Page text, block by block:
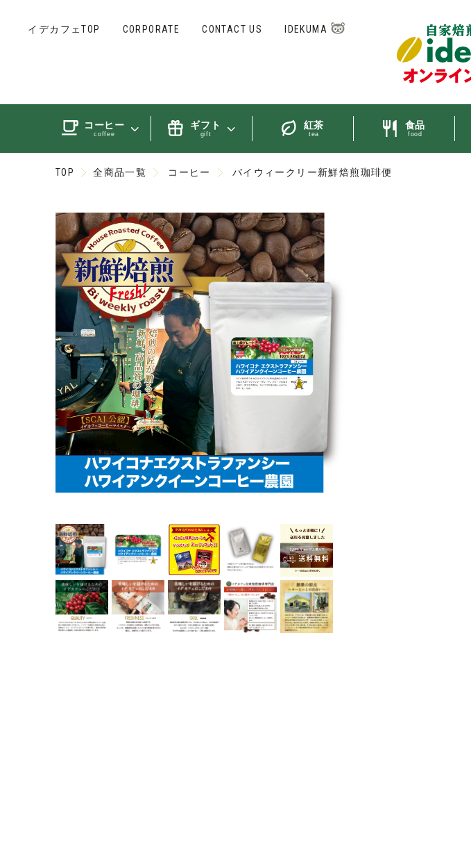
イデカフェTOP CORPORATE CONTACT US IDEKUMA
コーヒー
coffee
ギフト
gift
紅茶
tea
食品
food
TOP 全商品一覧 コーヒー バイウィークリー新鮮焙煎珈琲便